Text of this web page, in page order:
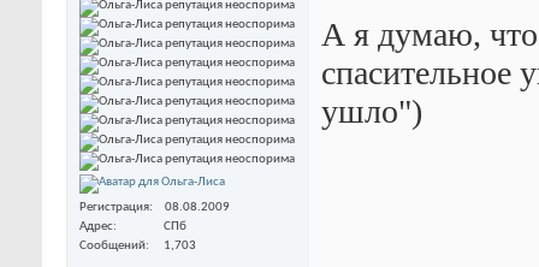
Регистрация
08.08.2009
Адрес
СПб
Сообщений
1,703
А я думаю, что
спасительное
ушло")